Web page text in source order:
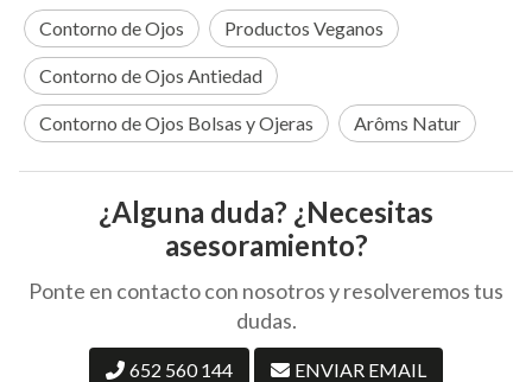
Contorno de Ojos
Productos Veganos
Contorno de Ojos Antiedad
Contorno de Ojos Bolsas y Ojeras Arôms Natur
¿Alguna duda? ¿Necesitas
asesoramiento?
Ponte en contacto con nosotros y resolveremos tus
dudas.
652 560 144 ENVIAR EMAIL